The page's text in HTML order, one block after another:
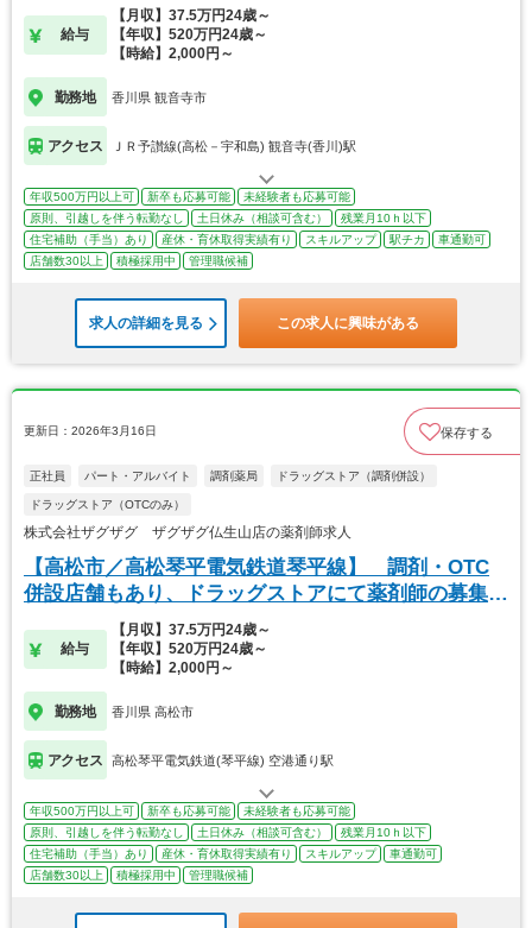
給与
【月収】37.5万円24歳～
【年収】520万円24歳～
【時給】2,000円～
勤務地 香川県 観音寺市
アクセス ＪＲ予讃線(高松－宇和島) 観音寺(香川)駅
年収500万円以上可 新卒も応募可能
未経験者も応募可能
原則、引越しを伴う転勤なし
土日休み（相談可含む）
残業月10ｈ以下
住宅補助（手当）あり
産休・育休取得実績有り スキルアップ 駅チカ
車通勤可
店舗数30以上
積極採用中 管理職候補
求人の詳細を見る この求人に興味がある
更新日：2026年3月16日 保存する
正社員 パート・アルバイト 調剤薬局 ドラッグストア（調剤併設）
ドラッグストア（OTCのみ）
株式会社ザグザグ ザグザグ仏生山店の薬剤師求人
【高松市／高松琴平電気鉄道琴平線】 調剤・OTC
併設店舗もあり、ドラッグストアにて薬剤師の募集で
給与
【月収】37.5万円24歳～
【年収】520万円24歳～
【時給】2,000円～
勤務地 香川県 高松市
アクセス 高松琴平電気鉄道(琴平線) 空港通り駅
年収500万円以上可 新卒も応募可能
未経験者も応募可能
原則、引越しを伴う転勤なし
土日休み（相談可含む）
残業月10ｈ以下
住宅補助（手当）あり
産休・育休取得実績有り スキルアップ
車通勤可
店舗数30以上
積極採用中 管理職候補